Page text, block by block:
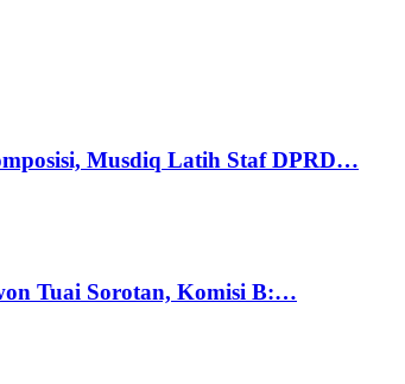
Musdiq Latih Staf DPRD…
Tuai Sorotan, Komisi B:…